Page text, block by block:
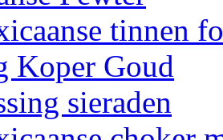
tinnen
Koper Goud
sieraden